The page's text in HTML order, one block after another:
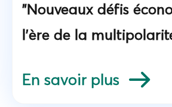
"Nouveaux défis
l'ère de la
En savoir plus